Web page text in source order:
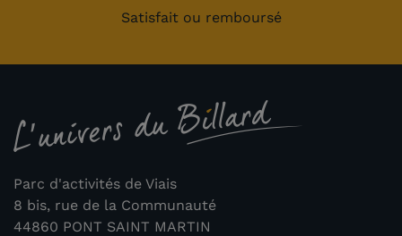
Satisfait ou remboursé
Parc d'activités de Viais
8 bis, rue de la Communauté
44860 PONT SAINT MARTIN